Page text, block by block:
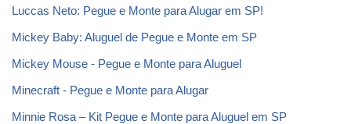
Luccas Neto: Pegue e Monte para Alugar em SP!
Mickey Baby: Aluguel de Pegue e Monte em SP
Mickey Mouse - Pegue e Monte para Aluguel
Minecraft - Pegue e Monte para Alugar
Minnie Rosa – Kit Pegue e Monte para Aluguel em SP